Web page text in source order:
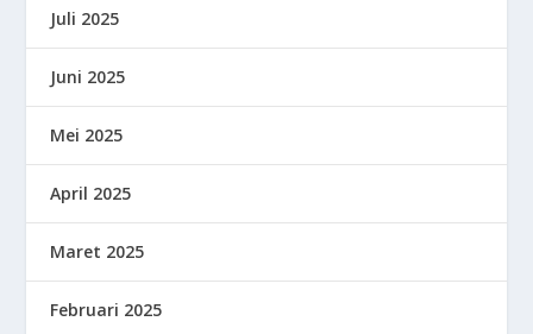
Juli 2025
Juni 2025
Mei 2025
April 2025
Maret 2025
Februari 2025